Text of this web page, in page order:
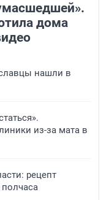
дома
нашли в
из-за мата в
рецепт
полчаса